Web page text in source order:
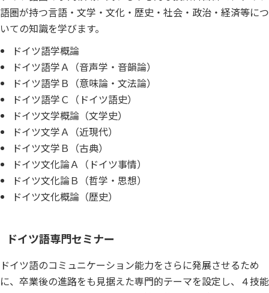
語圏が持つ言語・文学・文化・歴史・社会・政治・経済等につ
いての知識を学びます。
ドイツ語学概論
ドイツ語学Ａ（音声学・音韻論）
ドイツ語学Ｂ（意味論・文法論）
ドイツ語学Ｃ（ドイツ語史）
ドイツ文学概論（文学史）
ドイツ文学Ａ（近現代）
ドイツ文学Ｂ（古典）
ドイツ文化論Ａ（ドイツ事情）
ドイツ文化論Ｂ（哲学・思想）
ドイツ文化概論（歴史）
ドイツ語専門セミナー
ドイツ語のコミュニケーション能力をさらに発展させるため
に、卒業後の進路をも見据えた専門的テーマを設定し、４技能